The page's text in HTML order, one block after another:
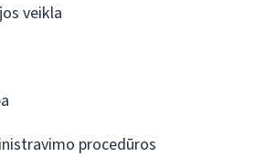
veikla
procedūros